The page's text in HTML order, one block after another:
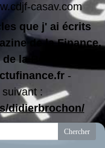
casav.com
que j' ai écrits
de la Finance,
la Bourse, des
-
:
didierbrochon/